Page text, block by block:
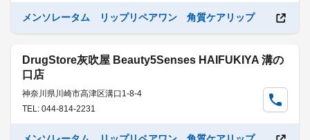
メンソレータム リップリペアワン 角質ケアリップ
DrugStore灰吹屋 Beauty5Senses HAIFUKIYA 溝の
口店
神奈川県川崎市高津区溝口1-8-4
TEL: 044-814-2231